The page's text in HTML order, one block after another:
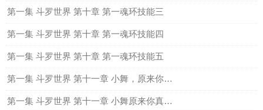
第一集 斗罗世界 第十章 第一魂环技能三
第一集 斗罗世界 第十章 第一魂环技能四
第一集 斗罗世界 第十章 第一魂环技能五
第一集 斗罗世界 第十一章 小舞，原来你真的是个兔子一
第一集 斗罗世界 第十一章 小舞原来你真的是个兔子二